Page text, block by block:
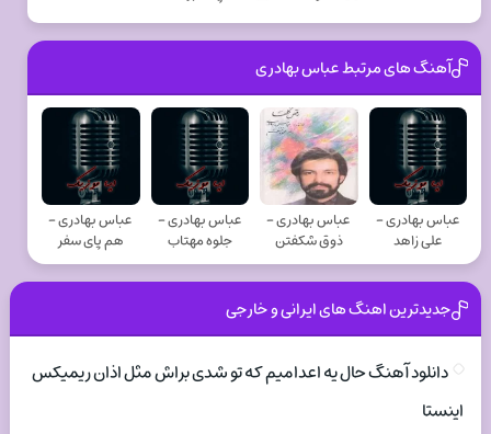
آهنگ های مرتبط عباس بهادری
عباس بهادری -
علی زاهد
عباس بهادری -
ذوق شکفتن
عباس بهادری -
جلوه مهتاب
عباس بهادری -
هم پای سفر
جدیدترین اهنگ های ایرانی و خارجی
دانلود آهنگ حال یه اعدامیم که تو شدی براش مثل اذان ریمیکس
اینستا